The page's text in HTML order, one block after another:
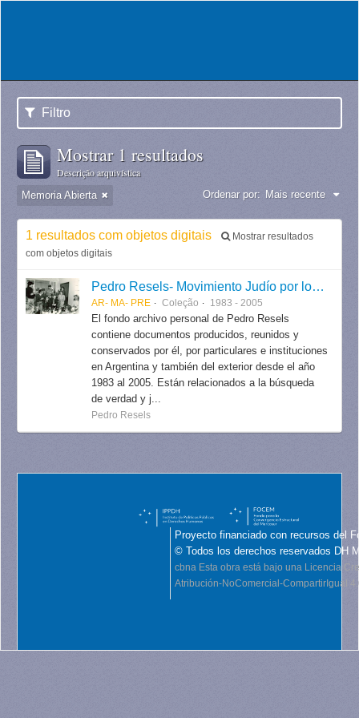
Filtro
Mostrar 1 resultados
Descrição arquivística
Memoria Abierta Ordenar por: Mais recente
1 resultados com objetos digitais
Mostrar resultados
com objetos digitais
Pedro Resels- Movimiento Judío por los Derechos Humanos
AR- MA- PRE Coleção 1983 - 2005
El fondo archivo personal de Pedro Resels
contiene documentos producidos, reunidos y
conservados por él, por particulares e instituciones
en Argentina y también del exterior desde el año
1983 al 2005. Están relacionados a la búsqueda
de verdad y j...
Pedro Resels
Proyecto financiado con recursos del
© Todos los derechos reservados DH
cbna Esta obra está bajo una Licencia
Atribución-NoComercial-CompartirIgual